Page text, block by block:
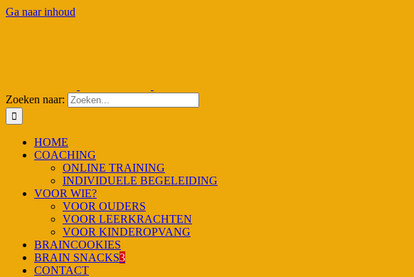
Ga naar inhoud
Zoeken naar:
HOME
COACHING
ONLINE TRAINING
INDIVIDUELE BEGELEIDING
VOOR WIE?
VOOR OUDERS
VOOR LEERKRACHTEN
VOOR KINDEROPVANG
BRAINCOOKIES
BRAIN SNACKS3
CONTACT